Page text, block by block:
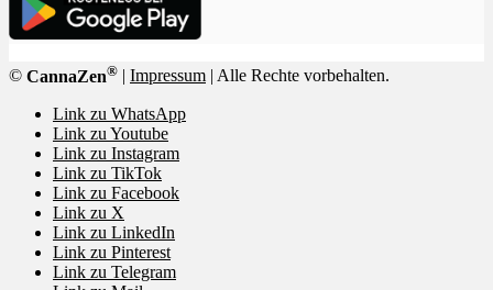
© CannaZen® Impressum | Alle Rechte vorbehalten.
Link zu WhatsApp
Link zu Youtube
Link zu Instagram
Link zu TikTok
Link zu Facebook
Link zu X
Link zu LinkedIn
Link zu Pinterest
Link zu Telegram